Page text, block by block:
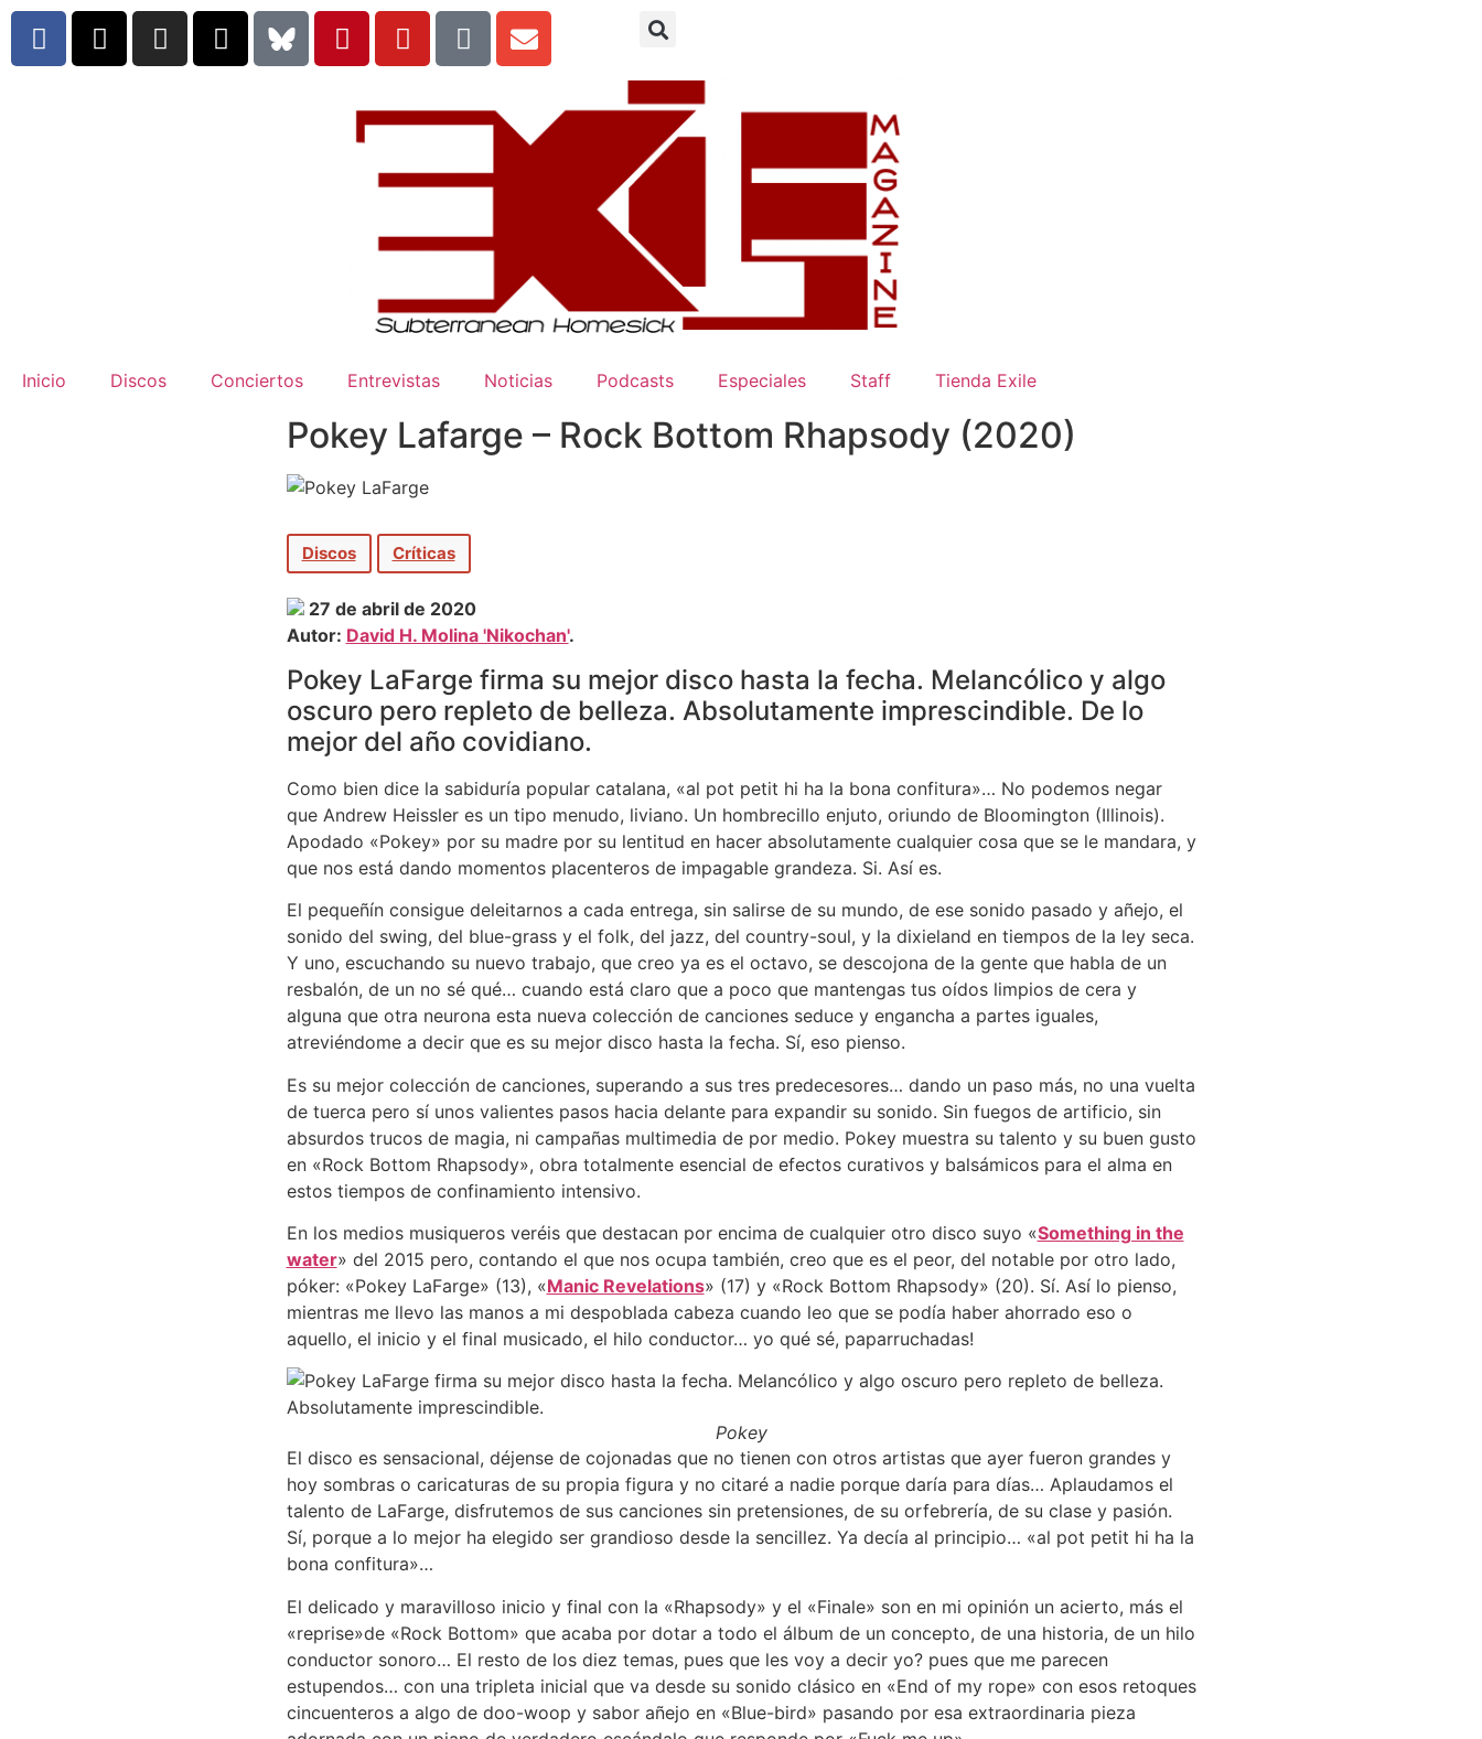
Inicio Discos Conciertos Entrevistas Noticias Podcasts Especiales Staff Tienda Exile
Pokey Lafarge – Rock Bottom Rhapsody (2020)
Discos Críticas
27 de abril de 2020
Autor: David H. Molina 'Nikochan'.
Pokey LaFarge firma su mejor disco hasta la fecha. Melancólico y algo
oscuro pero repleto de belleza. Absolutamente imprescindible. De lo
mejor del año covidiano.
Como bien dice la sabiduría popular catalana, «al pot petit hi ha la bona confitura»… No podemos negar
que Andrew Heissler es un tipo menudo, liviano. Un hombrecillo enjuto, oriundo de Bloomington (Illinois).
Apodado «Pokey» por su madre por su lentitud en hacer absolutamente cualquier cosa que se le mandara, y
que nos está dando momentos placenteros de impagable grandeza. Si. Así es.
El pequeñín consigue deleitarnos a cada entrega, sin salirse de su mundo, de ese sonido pasado y añejo, el
sonido del swing, del blue-grass y el folk, del jazz, del country-soul, y la dixieland en tiempos de la ley seca.
Y uno, escuchando su nuevo trabajo, que creo ya es el octavo, se descojona de la gente que habla de un
resbalón, de un no sé qué… cuando está claro que a poco que mantengas tus oídos limpios de cera y
alguna que otra neurona esta nueva colección de canciones seduce y engancha a partes iguales,
atreviéndome a decir que es su mejor disco hasta la fecha. Sí, eso pienso.
Es su mejor colección de canciones, superando a sus tres predecesores… dando un paso más, no una vuelta
de tuerca pero sí unos valientes pasos hacia delante para expandir su sonido. Sin fuegos de artificio, sin
absurdos trucos de magia, ni campañas multimedia de por medio. Pokey muestra su talento y su buen gusto
en «Rock Bottom Rhapsody», obra totalmente esencial de efectos curativos y balsámicos para el alma en
estos tiempos de confinamiento intensivo.
En los medios musiqueros veréis que destacan por encima de cualquier otro disco suyo «Something in the
water» del 2015 pero, contando el que nos ocupa también, creo que es el peor, del notable por otro lado,
póker: «Pokey LaFarge» (13), «Manic Revelations» (17) y «Rock Bottom Rhapsody» (20). Sí. Así lo pienso,
mientras me llevo las manos a mi despoblada cabeza cuando leo que se podía haber ahorrado eso o
aquello, el inicio y el final musicado, el hilo conductor… yo qué sé, paparruchadas!
Pokey
El disco es sensacional, déjense de cojonadas que no tienen con otros artistas que ayer fueron grandes y
hoy sombras o caricaturas de su propia figura y no citaré a nadie porque daría para días… Aplaudamos el
talento de LaFarge, disfrutemos de sus canciones sin pretensiones, de su orfebrería, de su clase y pasión.
Sí, porque a lo mejor ha elegido ser grandioso desde la sencillez. Ya decía al principio… «al pot petit hi ha la
bona confitura»…
El delicado y maravilloso inicio y final con la «Rhapsody» y el «Finale» son en mi opinión un acierto, más el
«reprise»de «Rock Bottom» que acaba por dotar a todo el álbum de un concepto, de una historia, de un hilo
conductor sonoro… El resto de los diez temas, pues que les voy a decir yo? pues que me parecen
estupendos… con una tripleta inicial que va desde su sonido clásico en «End of my rope» con esos retoques
cincuenteros a algo de doo-woop y sabor añejo en «Blue-bird» pasando por esa extraordinaria pieza